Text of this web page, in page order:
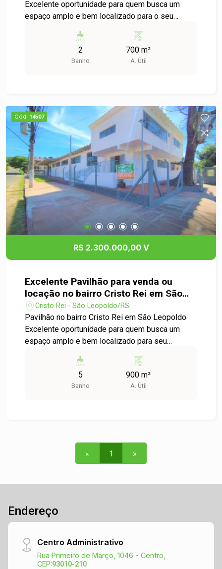
Excelente oportunidade para quem busca um
espaço amplo e bem localizado para o seu
de fácil acesso e com grande movimentação,
proporcionando visibilidade para a sua empresa.
Entre em contato para mais informações e
2
Banho
700 m²
A. Útil
Cód. 14507
R$ 2.300.000,00 V
Excelente Pavilhão para venda ou
locação no bairro Cristo Rei em São
Leopoldo
Cristo Rei - São Leopoldo/RS
Pavilhão no bairro Cristo Rei em São Leopoldo
Excelente oportunidade para quem busca um
espaço amplo e bem localizado para seu
região estratégica, próxima a comércios, escolas
e vias de acesso. Entre em contato para mais
informações e agende uma visita!
5
Banho
900 m²
A. Útil
« 1 »
Endereço
Centro Administrativo
Rua Primeiro de Março, 1046 - Centro,
CEP:93010-210